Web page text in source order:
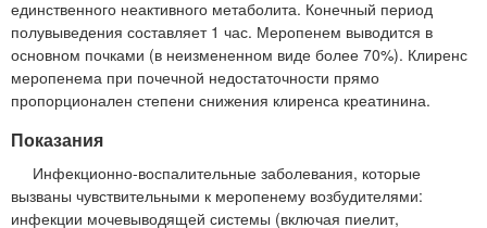
единственного неактивного метаболита. Конечный период
полувыведения составляет 1 час. Меропенем выводится в
основном почками (в неизмененном виде более 70%). Клиренс
меропенема при почечной недостаточности прямо
пропорционален степени снижения клиренса креатинина.
Показания
Инфекционно-воспалительные заболевания, которые
вызваны чувствительными к меропенему возбудителями:
инфекции мочевыводящей системы (включая пиелит,